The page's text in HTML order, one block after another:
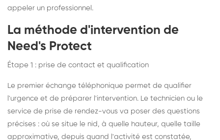
appeler un professionnel.
La méthode d'intervention de
Need's Protect
Étape 1 : prise de contact et qualification
Le premier échange téléphonique permet de qualifier
l'urgence et de préparer l'intervention. Le technicien ou le
service de prise de rendez-vous va poser des questions
précises : où se situe le nid, à quelle hauteur, quelle taille
approximative, depuis quand l'activité est constatée,